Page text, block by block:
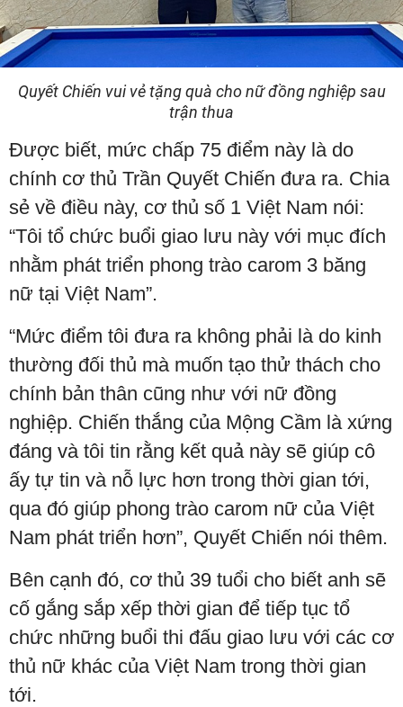
Quyết Chiến vui vẻ tặng quà cho nữ đồng nghiệp sau
trận thua
Được biết, mức chấp 75 điểm này là do
chính cơ thủ Trần Quyết Chiến đưa ra. Chia
sẻ về điều này, cơ thủ số 1 Việt Nam nói:
“Tôi tổ chức buổi giao lưu này với mục đích
nhằm phát triển phong trào carom 3 băng
nữ tại Việt Nam”.
“Mức điểm tôi đưa ra không phải là do kinh
thường đối thủ mà muốn tạo thử thách cho
chính bản thân cũng như với nữ đồng
nghiệp. Chiến thắng của Mộng Cầm là xứng
đáng và tôi tin rằng kết quả này sẽ giúp cô
ấy tự tin và nỗ lực hơn trong thời gian tới,
qua đó giúp phong trào carom nữ của Việt
Nam phát triển hơn”, Quyết Chiến nói thêm.
Bên cạnh đó, cơ thủ 39 tuổi cho biết anh sẽ
cố gắng sắp xếp thời gian để tiếp tục tổ
chức những buổi thi đấu giao lưu với các cơ
thủ nữ khác của Việt Nam trong thời gian
tới.